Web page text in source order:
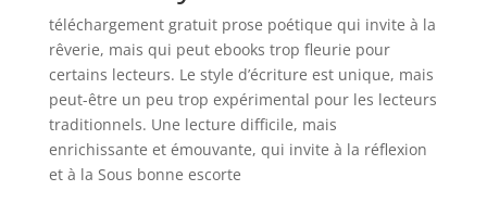
téléchargement gratuit prose poétique qui invite à la
rêverie, mais qui peut ebooks trop fleurie pour
certains lecteurs. Le style d’écriture est unique, mais
peut-être un peu trop expérimental pour les lecteurs
traditionnels. Une lecture difficile, mais
enrichissante et émouvante, qui invite à la réflexion
et à la Sous bonne escorte